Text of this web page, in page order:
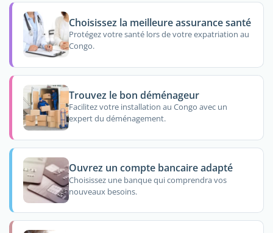
Choisissez la meilleure assurance santé
Protégez votre santé lors de votre expatriation au
Congo.
Trouvez le bon déménageur
Facilitez votre installation au Congo avec un
expert du déménagement.
Ouvrez un compte bancaire adapté
Choisissez une banque qui comprendra vos
nouveaux besoins.